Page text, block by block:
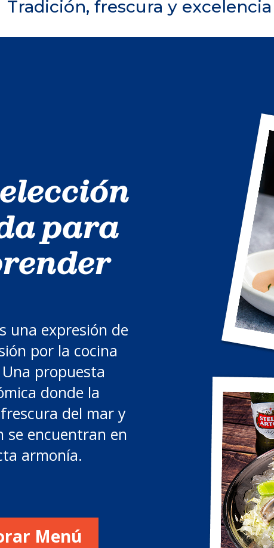
Tradición, frescura y
para
una expresión de
por la cocina
propuesta
donde la
del mar y
se encuentran en
armonía.
Menú